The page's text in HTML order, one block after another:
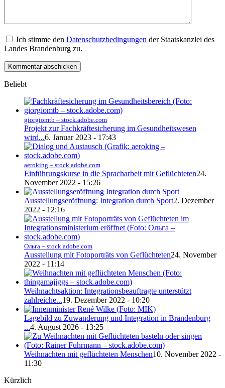
Ich stimme den Datenschutzbedingungen der Staatskanzlei des
Landes Brandenburg zu.
Beliebt
giorgiomtb – stock.adobe.com
Projekt zur Fachkräftesicherung im Gesundheitswesen
wird...6. Januar 2023 - 17:43
aeroking – stock.adobe.com
Einführungskurse in die Spracharbeit mit Geflüchteten24.
November 2022 - 15:26
Ausstellungseröffnung: Integration durch Sport2. Dezember
2022 - 12:16
Ольга – stock.adobe.com
Ausstellung mit Fotoporträts von Geflüchteten24. November
2022 - 11:14
Weihnachtsaktion: Integrationsbeauftragte unterstützt
zahlreiche...19. Dezember 2022 - 10:20
Lagebild zu Zuwanderung und Integration in Brandenburg
...4. August 2026 - 13:25
Weihnachten mit geflüchteten Menschen10. November 2022 -
11:30
Kürzlich